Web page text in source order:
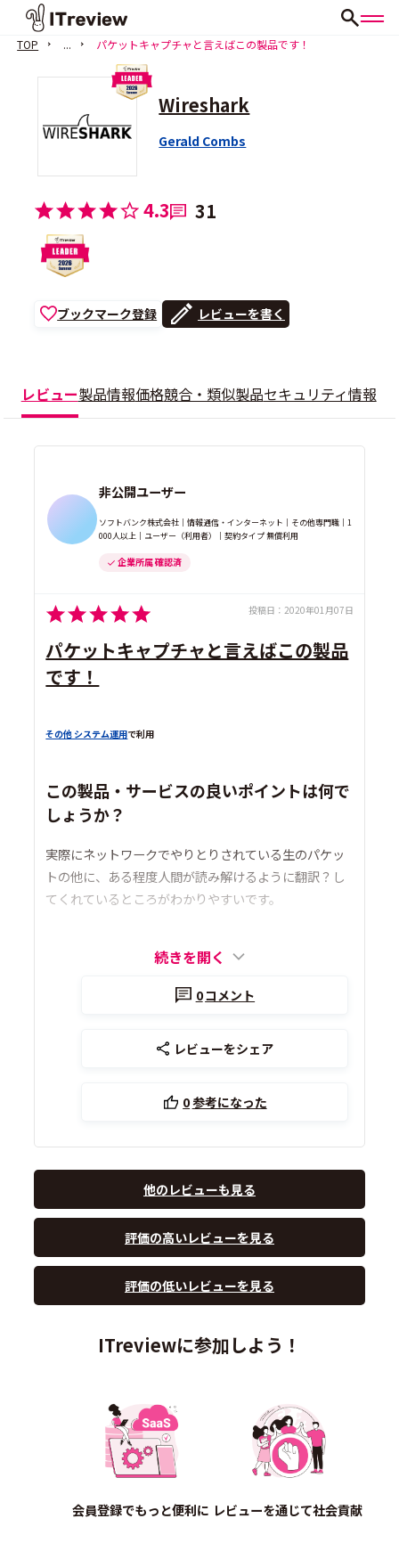
TOP ... パケットキャプチャと言えばこの製品です！
Wireshark
Gerald Combs
4.3 31
ブックマーク登録 レビューを書く
レビュー製品情報価格競合・類似製品セキュリティ情報
非公開ユーザー
ソフトバンク株式会社｜情報通信・インターネット｜その他専門職｜1
000人以上｜ユーザー（利用者）｜契約タイプ 無償利用
企業所属 確認済
投稿日： 2020年01月07日
パケットキャプチャと言えばこの製品
です！
その他 システム運用で利用
この製品・サービスの良いポイントは何で
しょうか？
実際にネットワークでやりとりされている生のパケッ
トの他に、ある程度人間が読み解けるように翻訳？し
てくれているところがわかりやすいです。
続きを開く
0コメント
レビューをシェア
0参考になった
他のレビューも見る
評価の高いレビューを見る
評価の低いレビューを見る
ITreviewに参加しよう！
会員登録でもっと便利に レビューを通じて社会貢献